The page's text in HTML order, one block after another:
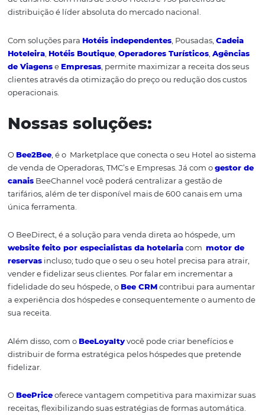
exposição faz com que a rentabilidade direta aumente.
que os hotéis listados em OTAs, por exemplo, acabam
naturalmente benefícios de conversão direta, através do
chamado “efeito outdoor”.
hotel em provedores externos, mas prefere fazer a parte
estabelecimento.
Desde que este ofereça uma boa experiência de
atrativos, facilidades de pagamento, possibilidade de
Gostou das informações?
Então confira outros
conteúdos que podem te
ajudar a melhorar a
do seu hotel:
nas reservas!
Channel Manager: por que você precisa de um